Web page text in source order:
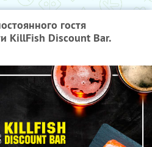
гостя
KillFish Discount Bar.